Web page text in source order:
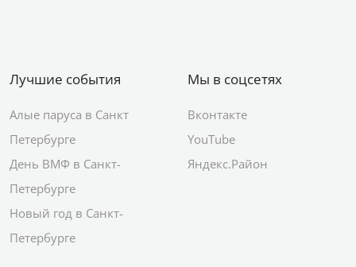
Лучшие события
Алые паруса в Санкт
Петербурге
День ВМФ в Санкт-
Петербурге
Новый год в Санкт-
Петербурге
Мы в соцсетях
Вконтакте
YouTube
Яндекс.Район